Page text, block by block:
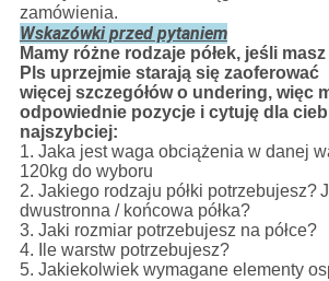
zamówienia.
Wskazówki przed pytaniem
Mamy różne rodzaje półek, jeśli
Pls uprzejmie starają się zaoferować
więcej szczegółów o undering, więc
odpowiednie pozycje i cytuję dla
najszybciej:
1. Jaka jest waga obciążenia w danej
120kg do wyboru
2. Jakiego rodzaju półki potrzebujesz?
dwustronna / końcowa półka?
3. Jaki rozmiar potrzebujesz na półce?
4. Ile warstw potrzebujesz?
5. Jakiekolwiek wymagane elementy